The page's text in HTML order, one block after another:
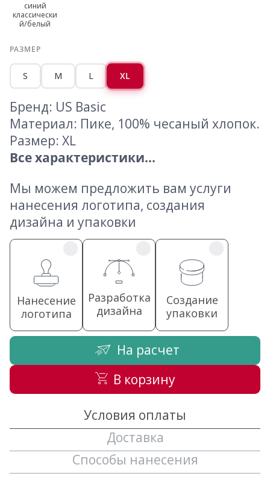
синий
классически
й/белый
РАЗМЕР
S M L XL
Бренд: US Basic
Материал: Пике, 100% чесаный хлопок.
Размер: XL
Все характеристики...
Мы можем предложить вам услуги
нанесения логотипа, создания
дизайна и упаковки
Нанесение
логотипа
Разработка
дизайна
Создание
упаковки
На расчет
В корзину
Условия оплаты
Доставка
Способы нанесения